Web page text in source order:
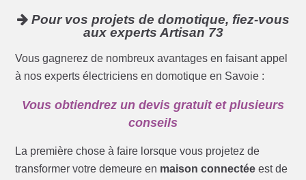
Pour vos projets de domotique, fiez-vous
aux experts Artisan 73
Vous gagnerez de nombreux avantages en faisant appel
à nos experts électriciens en domotique en Savoie :
Vous obtiendrez un devis gratuit et plusieurs
conseils
La première chose à faire lorsque vous projetez de
transformer votre demeure en maison connectée est de